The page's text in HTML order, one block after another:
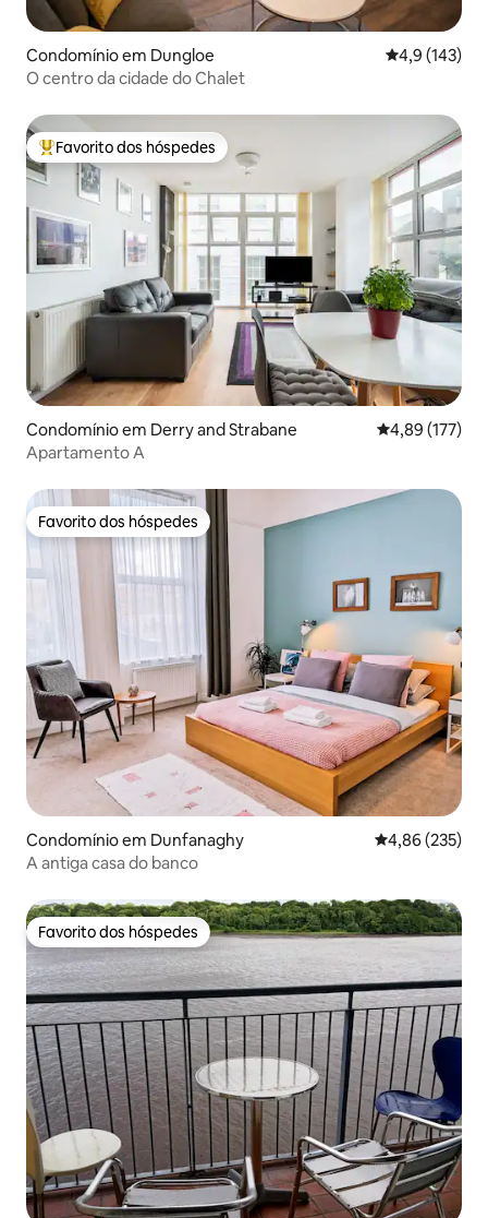
Condomínio em Dungloe Classificação
4,9 (143)
O centro da cidade do Chalet
Favoritos dos hóspedes mais apreciados
Favorito dos hóspedes
Condomínio em Derry and Strabane Classificação
4,89 (177)
Apartamento A
Favorito dos hóspedes
Favorito dos hóspedes
Condomínio em Dunfanaghy Classificação
4,86 (235)
A antiga casa do banco
Favorito dos hóspedes
Favorito dos hóspedes